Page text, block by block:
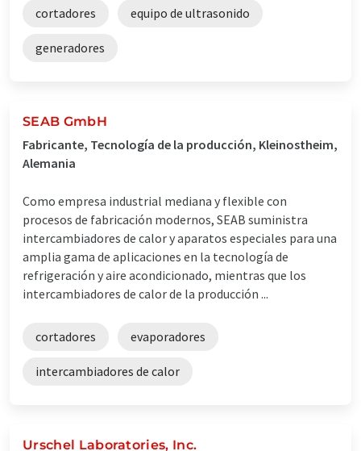
cortadores equipo de ultrasonido
generadores
SEAB GmbH
Fabricante, Tecnología de la producción, Kleinostheim,
Alemania
Como empresa industrial mediana y flexible con
procesos de fabricación modernos, SEAB suministra
intercambiadores de calor y aparatos especiales para una
amplia gama de aplicaciones en la tecnología de
refrigeración y aire acondicionado, mientras que los
intercambiadores de calor de la producción ...
cortadores evaporadores
intercambiadores de calor
Urschel Laboratories, Inc.